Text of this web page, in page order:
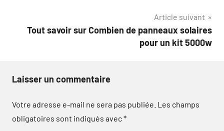
Article suivant
Tout savoir sur Combien de panneaux solaires
pour un kit 5000w
Laisser un commentaire
Votre adresse e-mail ne sera pas publiée. Les champs
obligatoires sont indiqués avec*